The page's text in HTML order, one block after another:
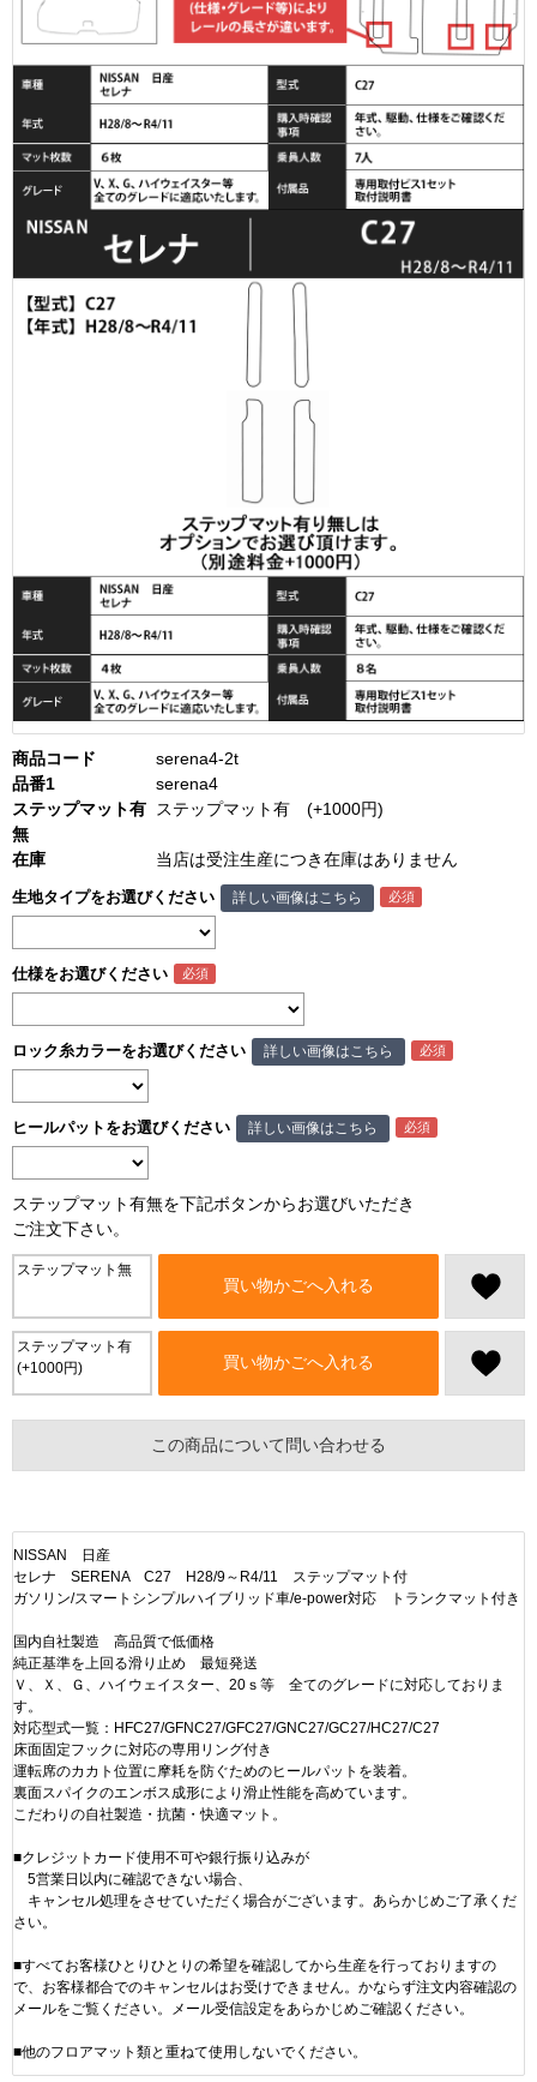
商品コード
serena4-2t
品番1
serena4
ステップマット有
無
ステップマット有 (+1000円)
在庫 当店は受注生産につき在庫はありません
ステップマット有無を下記ボタンからお選びいただき
ご注文下さい。
生地タイプをお選びください 詳しい画像はこちら
仕様をお選びください
ロック糸カラーをお選びください 詳しい画像はこちら
ヒールパットをお選びください 詳しい画像はこちら
ステップマット無
買い物かごへ入れる
ステップマット有
(+1000円)
買い物かごへ入れる
この商品について問い合わせる
NISSAN 日産
セレナ SERENA C27 H28/9～R4/11 ステップマット付
ガソリン/スマートシンプルハイブリッド車/e-power対応 トランクマット付き
国内自社製造 高品質で低価格
純正基準を上回る滑り止め 最短発送
Ｖ、Ｘ、Ｇ、ハイウェイスター、20ｓ等 全てのグレードに対応しておりま
す。
対応型式一覧：HFC27/GFNC27/GFC27/GNC27/GC27/HC27/C27
床面固定フックに対応の専用リング付き
運転席のカカト位置に摩耗を防ぐためのヒールパットを装着。
裏面スパイクのエンボス成形により滑止性能を高めています。
こだわりの自社製造・抗菌・快適マット。
■クレジットカード使用不可や銀行振り込みが
5営業日以内に確認できない場合、
キャンセル処理をさせていただく場合がございます。あらかじめご了承くだ
さい。
■すべてお客様ひとりひとりの希望を確認してから生産を行っておりますの
で、お客様都合でのキャンセルはお受けできません。かならず注文内容確認の
メールをご覧ください。メール受信設定をあらかじめご確認ください。
■他のフロアマット類と重ねて使用しないでください。